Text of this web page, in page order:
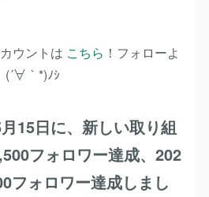
ウントは こちら ！フォローよ
(´∀｀*)ﾉｼ
15日に、新しい取り組
フォロワー達成、202
フォロワー達成しまし